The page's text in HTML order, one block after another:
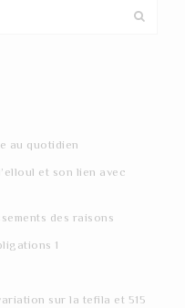
au quotidien
et son lien avec
des raisons
1
sur la tefila et 515